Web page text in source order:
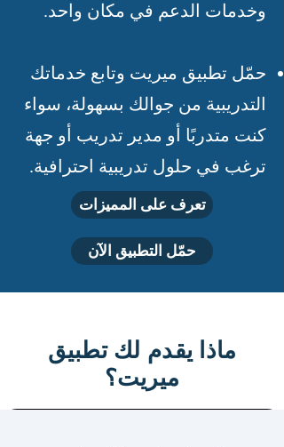
وخدمات الدعم في مكان واحد.
حمّل تطبيق ميريت وتابع خدماتك
التدريبية من جوالك بسهولة، سواء
كنت متدربًا أو مدير تدريب أو جهة
ترغب في حلول تدريبية احترافية.
تعرف على المميزات
حمّل التطبيق الآن
ماذا يقدم لك تطبيق
ميريت؟